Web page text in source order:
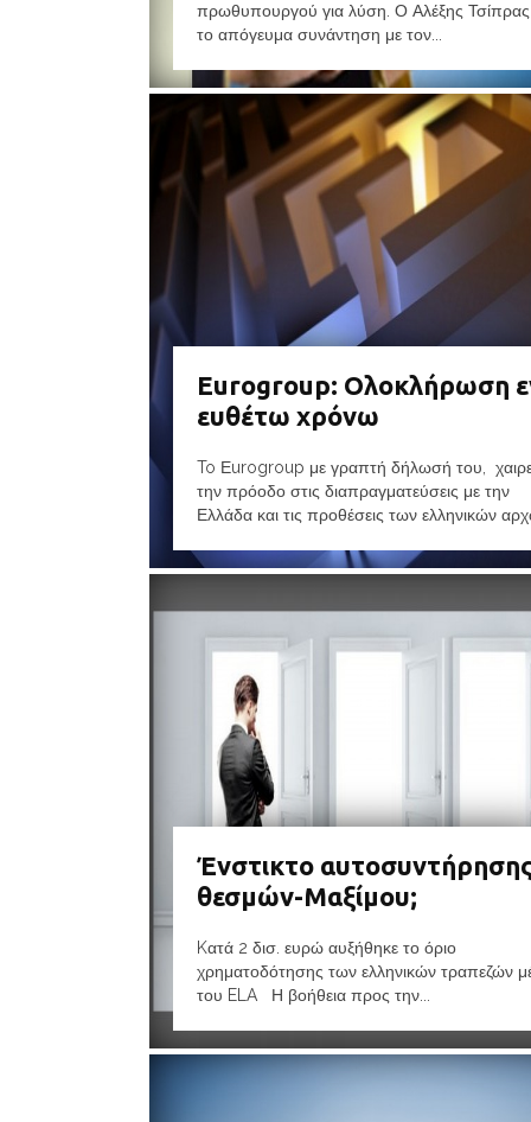
πρωθυπουργού για λύση. Ο Αλέξης Τσίπρας
το απόγευμα συνάντηση με τον...
Εurogroup: Ολοκλήρωση
ευθέτω χρόνω
To Εurogroup με γραπτή δήλωσή του,
την πρόοδο στις διαπραγματεύσεις με την
Ελλάδα και τις προθέσεις των ελληνικών
Ένστικτο
θεσμών-Μαξίμου;
Kατά 2 δισ. ευρώ αυξήθηκε το όριο
χρηματοδότησης των ελληνικών τραπεζών
του ELA Η βοήθεια προς την...